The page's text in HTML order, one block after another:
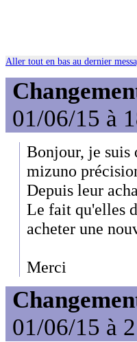
Aller tout en bas au dernier
01/06/15 à
Bonjour, je suis
mizuno
Depuis leur
Le fait qu'elles
acheter une
Merci
01/06/15 à